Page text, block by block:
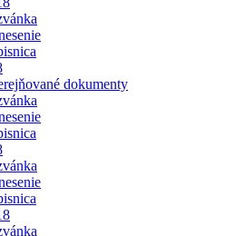
dokumenty